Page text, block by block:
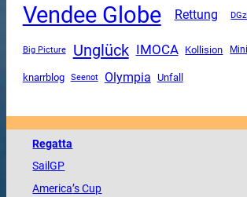
Vendee Globe Rettung
Big Picture Unglück IMOCA Kollision
knarrblog Seenot Olympia Unfall
Regatta
SailGP
America’s Cup